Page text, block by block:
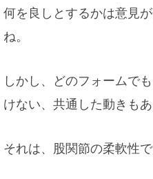
何を良しとするかは意見
ね。
しかし、どのフォームで
けない、共通した動きもあ
それは、股関節の柔軟性で